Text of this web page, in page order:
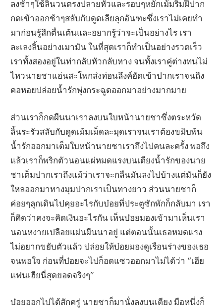
ลงช้าๆใช้ลิ้นวนตรงปลายหัวและรอบๆหยักเม้มริมฝีปาก
กดเข้าออกช้าๆสลับกับดูดเลียลุกอันฑะซึ่งเราไม่เคยทำ
มาก่อนรู้สึกตื่นเต้นและอยากรู้ว่าจะเป็นอย่างไร เรา
ละเลงลิ้นอย่างเมามัน ในที่สุดเราก็ทำเป็นอย่างรวดเร็ว
เราทั้งสองอยู่ในท่ากลับหัวกลับหาง จนทั้งเราคู่ต่างทนไม่
ไหวนายชาแอ่นสะโพกส่งท่อนลึงค์อัดเข้าปากเราจนถึง
คอหอยปล่อยน้ำรักพุ่งกระฉูดออกมาอย่างมากมาย
ส่วนเราก็กดผืนนาเราลงบนใบหน้านายชาซึ่งตระหวัด
ลิ้นระรัวสลับกับดูดเม้มเม็ดละมุดเราจนเราต้องขมิบพ้น
น้ำรักออกมาเต็มใบหน้านายชาเราถึงไปคนละครั้ง พอถึง
แล้วเราก็พริกตัวนอนแผ่หมดแรงบนเตียงน้ำรักของนาย
ชาเต็มปากเราถึงแม้ว่าเราจะกลืนมันลงไปบ้างแต่มันก็ยัง
ใหลออกมาทางมุมปากเราเป็นทางยาว ส่วนนายชาก็
ค่อยๆลุกเดินไปคุยอะไรกับบ๋อยที่ประตูซักพักก็กลับมา เรา
ก็คิดว่าคงจะคิดเงินอะไรกัน เห็นบ๋อยมองเข้ามาเห็นเรา
นอนหงายเปลือยแผ่นผืนนาอยู่ แต่ตอนนั้นเธอหมดแรง
ไม่อยากขยับตัวแล้ว ปล่อยให้บ๋อยมองดูเรือนร่างของเธอ
จนพอใจ ก่อนที่บ๋อยจะไปก็อดแซวออกมาไม่ได้ว่า “เฮีย
แฟนเฮียนี่สุดยอดจริงๆ”
บ๋อยออกไปได้สักครู่ นายชาก็มานั่งลงบนเตียง มือหนึ่งก็